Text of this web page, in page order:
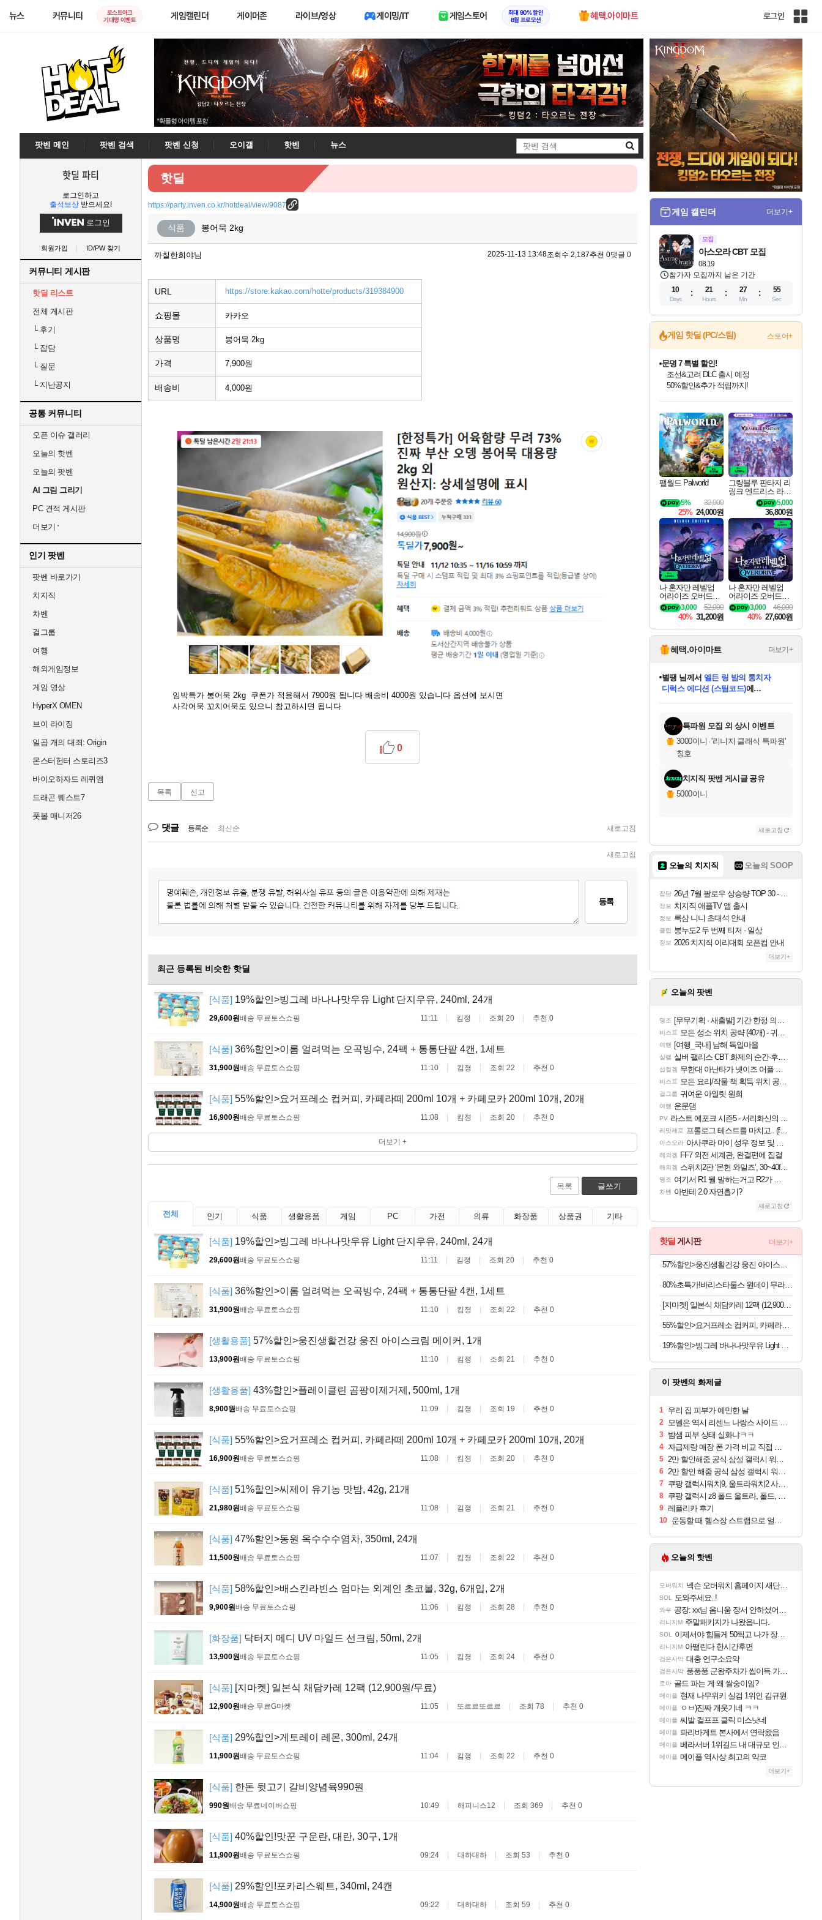
뉴스 커뮤니티
로스트아크
기대평 이벤트
게임캘린더 게이머존 라이브/영상 게이밍/IT 게임스토어
최대 90% 할인
8월 프로모션
혜택.아이마트 로그인
인
사
이
트
맵
팟벤 메인 팟벤 검색 팟벤 신청 오이갤 핫벤
뉴스
검
색
핫딜 파티
로그인하고
출석보상 받으세요!
로그인
회원가입 ID/PW 찾기
커뮤니티 게시판
핫딜 리스트
전체 게시판
└후기
└잡담
└질문
└지난공지
공통 커뮤니티
오픈 이슈 갤러리
오늘의 핫벤
오늘의 팟벤
AI 그림 그리기
PC 견적 게시판
더보기
인기 팟벤
팟벤 바로가기
치지직
차벤
걸그룹
여행
해외게임정보
게임 영상
HyperX OMEN
브이 라이징
일곱 개의 대죄: Origin
몬스터헌터 스토리즈3
바이오하자드 레퀴엠
드래곤 퀘스트7
풋볼 매니저26
핫딜
https://party.inven.co.kr/hotdeal/view/9087
식품 봉어묵 2kg
까칠한희야님 2025-11-13 13:48조회수 2,187추천 0댓글 0
URL https://store.kakao.com/hotte/products/319384900
쇼핑몰 카카오
상품명 봉어묵 2kg
가격 7,900원
배송비 4,000원
임박특가 봉어묵 2kg 쿠폰가 적용해서 7900원 됩니다 배송비 4000원 있습니다 옵션에 보시면
사각어묵 꼬치어묵도 있으니 참고하시면 됩니다
0
목록 신고
댓글 등록순 최신순 새로고침
새로고침
등록
최근 등록된 비슷한 핫딜
[식품] 19%할인>빙그레 바나나맛우유 Light 단지우유, 240ml, 24개
29,600원배송 무료 토스쇼핑 11:11 킴졍 조회 20 추천 0
[식품] 36%할인>이롬 얼려먹는 오곡빙수, 24팩 + 통통단팥 4캔, 1세트
31,900원배송 무료 토스쇼핑 11:10 킴졍 조회 22 추천 0
[식품] 55%할인>요거프레소 컵커피, 카페라떼 200ml 10개 + 카페모카 200ml 10개, 20개
16,900원배송 무료 토스쇼핑 11:08 킴졍 조회 20 추천 0
더보기 +
목록 글쓰기
전체 인기 식품 생활용품 게임 PC 가전 의류 화장품 상품권 기타
[식품] 19%할인>빙그레 바나나맛우유 Light 단지우유, 240ml, 24개
29,600원배송 무료 토스쇼핑 11:11 킴졍 조회 20 추천 0
[식품] 36%할인>이롬 얼려먹는 오곡빙수, 24팩 + 통통단팥 4캔, 1세트
31,900원배송 무료 토스쇼핑 11:10 킴졍 조회 22 추천 0
[생활용품] 57%할인>웅진생활건강 웅진 아이스크림 메이커, 1개
13,900원배송 무료 토스쇼핑 11:10 킴졍 조회 21 추천 0
[생활용품] 43%할인>플레이클린 곰팡이제거제, 500ml, 1개
8,900원배송 무료 토스쇼핑 11:09 킴졍 조회 19 추천 0
[식품] 55%할인>요거프레소 컵커피, 카페라떼 200ml 10개 + 카페모카 200ml 10개, 20개
16,900원배송 무료 토스쇼핑 11:08 킴졍 조회 20 추천 0
[식품] 51%할인>씨제이 유기농 맛밤, 42g, 21개
21,980원배송 무료 토스쇼핑 11:08 킴졍 조회 21 추천 0
[식품] 47%할인>동원 옥수수수염차, 350ml, 24개
11,500원배송 무료 토스쇼핑 11:07 킴졍 조회 22 추천 0
[식품] 58%할인>배스킨라빈스 엄마는 외계인 초코볼, 32g, 6개입, 2개
9,900원배송 무료 토스쇼핑 11:06 킴졍 조회 28 추천 0
[화장품] 닥터지 메디 UV 마일드 선크림, 50ml, 2개
13,900원배송 무료 토스쇼핑 11:05 킴졍 조회 24 추천 0
[식품] [지마켓] 일본식 채담카레 12팩 (12,900원/무료)
12,900원배송 무료G마켓 11:05 또르르또르르 조회 78 추천 0
[식품] 29%할인>게토레이 레몬, 300ml, 24개
11,900원배송 무료 토스쇼핑 11:04 킴졍 조회 22 추천 0
[식품] 한돈 뒷고기 갈비양념육990원
990원배송 무료네이버쇼핑 10:49 해피니스12 조회 369 추천 0
[식품] 40%할인!맛꾼 구운란, 대란, 30구, 1개
11,900원배송 무료 토스쇼핑 09:24 대하대하 조회 53 추천 0
[식품] 29%할인!포카리스웨트, 340ml, 24캔
14,900원배송 무료 토스쇼핑 09:22 대하대하 조회 59 추천 0
게임 캘린더 더보기+
모집
08.19
아스오라 CBT 모집
참가자 모집까지 남은 기간
10
Days
21
Hours
27
Min
53
Sec
게임 핫딜 (PC/스팀) 스토어+
최대 90% 할인가를 만나보세요!
네이버혜택과 함께 만나보세요!
문명 7 특별 할인!
조선&고려 DLC 출시 예정
50%할인&추가 적립까지!
마블 투혼 파이팅 소울즈 정식출시!
마블 히어로 총 출동&화려한 격투!
네이버 포인트 혜택까지!
이니&베니 혜택까지!
네이버 혜택가와 함께 예약하세요!
할인&네이버혜택으로 만나보세요!
네이버페이 혜택과 만나보세요!
40주년 프로모션으로 만나보세요!
할인가에 만나보세요!
일부 에디션 상시 할인!
혜택으로 예약 판매 중
편안하게 충전하세요
팰월드 Palworld
32,000
5%
25% 24,000원
그랑블루 판타지 리
링크 엔드리스 라그
나로크 업그레이드
킷 Granblue Fantasy
Relink Endless Ragn
arok Upgrade Kit DL
C
5,000
36,800원
나 혼자만 레벨업
어라이즈 오버드라
이브 디럭스 에디션
Solo Leveling Arise
Overdrive Deluxe Edi
tion
52,000
3,000
40% 31,200원
나 혼자만 레벨업
어라이즈 오버드라
이브 Solo Leveling A
rise
46,000
3,000
40% 27,600원
혜택.아이마트 더보기+
교환.
당첨되셨습니다.
니코 님께서 (본편포함) 데이브 더
다이버 인 더 정글 번들 (스팀코드)
당첨되셨습니다.
당첨되셨습니다.
당첨되셨습니다.
당첨되셨습니다.
당첨되셨습니다.
에디션 (스팀코드)를 교환.
당첨되셨습니다.
특파원 모집 외 상시 이벤트
3000이니 ·'리니지 클래식 특파원'
칭호
치지직 팟벤 게시글 공유
5000이니
새로고침
오늘의 치지직 오늘의 SOOP
잡담 26년 7월 팔로우 상승량 TOP 30 - 월간 치지직
정보 치지직 애플TV 앱 출시
정보 룩삼 니니 초대석 안내
클립 봉누도2 두 번째 티저 - 일상
정보 2026 치지직 이리대회 오픈컵 안내
더보기+
오늘의 팟벤
명조 [무무기획 · 새출발] 기간 한정 의뢰 이벤트
비스트 모든 성소 위치 공략 (40개) - 귀환한 영혼 도전과제
여행 [여행_국내] 남해 독일마을
실팰 실버 팰리스 CBT 화제의 순간·후기 모음
섭컬겜 무한대 아난타가 넷이즈 어플 달력에 일정 등록
비스트 모든 요리/작물 책 획득 위치 공략 (36개) - 미식가 도전과제
걸그룹 귀여운 아일릿 원희
여행 운문댐
PV 라스트 에포크 시즌5 - 서리화신의 분노 티저
리밋제로 프롤로그 테스트를 마치고.. (feat. 리아)
아스오라 아사쿠라 마이 성우 정보 및 주요 필모
해외겜 FF7 외전 세계관, 완결편에 집결
해외겜 스위치2판 ‘몬헌 와일즈’, 30~40fps 목표 추정
명조 여기서 R1 뭘 말하는거고 R2가 뭘말하는걸까요?
차벤 아반테 2.0 자연흡기?
새로고침
핫딜 게시판 더보기+
57%할인>웅진생활건강 웅진 아이스크림 메이커, 1개
80%초특가!바리스타룰스 원데이 무라벨, 아메리카노, 350ml, 20개
[지마켓] 일본식 채담카레 12팩 (12,900원/무료)
55%할인>요거프레소 컵커피, 카페라떼 200ml 10개 + 카페모카 200ml 10개, 20개
19%할인>빙그레 바나나맛우유 Light 단지우유, 240ml, 24개
이 팟벤의 화제글
1 우리 집 피부가 예민한 날
2 모델은 역시 리센느 나랑스 사이드 1.25L 1박스
3 밤샘 피부 상태 실화냐ㅋㅋ
4 자급제랑 매장 폰 가격 비교 직접 안가도 되네요
5 2만 할인해줌 공식 삼성 갤럭시 워치9 크림, 40mm, 블루투스
6 2만 할인 해줌 공식 삼성 갤럭시 워치9 실버, 44mm, 블루투스
7 쿠팡 갤럭시워치9, 울트라워치2 사전구매 혜택 받아보세요
8 쿠팡 갤럭시 z8 폴드 울트라, 폴드, 플립 사전예약
9 레플리카 후기
10 운동할 때 헬스장 스트랩으로 얼굴 만졌다가 볼 뒤집어짐
오늘의 핫벤
오버워치 넥슨 오버워치 홈페이지 새단장!!
SOL 도와주세요..!
와우 공장: xx님 옴니움 장서 안하셨어요?
리니지M 주말패키지가 나왔읍니다.
SOL 이제서야 힘들게 50찍고 나가 장궁 받았는데...
리니지M 아떨린다 한시간후면
검은사막 대충 연구소요약
검은사막 풍풍풍 군왕주차가 씹이득 가성비라고 ????
로아 골드 파는 게 왜 쌀숭이임?
메이플 현재 나무위키 실검 1위인 김규원
메이플 ㅇㅂ)진짜 개웃기네 ㅋㅋ
메이플 씨발 컬프프 클릭 미스낫네
메이플 파리바게트 본사에서 연락왔음
메이플 베라서버 1위길드 내 대규모 인원이탈종용 추정사건
메이플 메이플 역사상 최고의 약코
더보기+